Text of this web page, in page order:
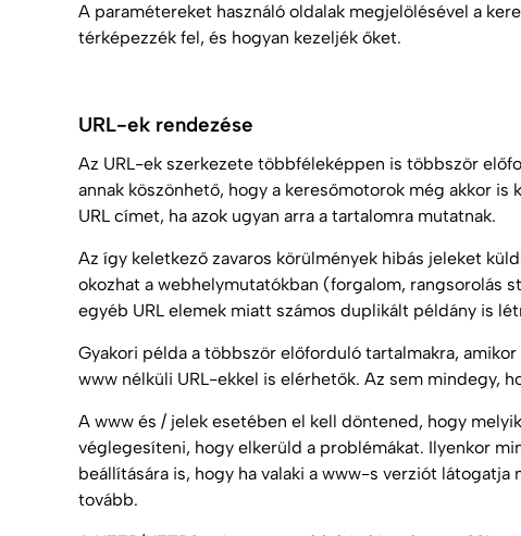
A paramétereket használó oldalak megjelölésével a
térképezzék fel, és hogyan kezeljék őket.
URL-ek rendezése
Az URL-ek szerkezete többféleképpen is többször
annak köszönhető, hogy a keresőmotorok még akkor
URL címet, ha azok ugyan arra a tartalomra mutatnak.
Az így keletkező zavaros körülmények hibás jeleket
okozhat a webhelymutatókban (forgalom, rangsorolás
egyéb URL elemek miatt számos duplikált példány is
Gyakori példa a többször előforduló tartalmakra,
www nélküli URL-ekkel is elérhetők. Az sem mindegy,
A www és / jelek esetében el kell döntened, hogy
véglegesíteni, hogy elkerüld a problémákat. Ilyenkor
beállítására is, hogy ha valaki a www-s verziót
tovább.